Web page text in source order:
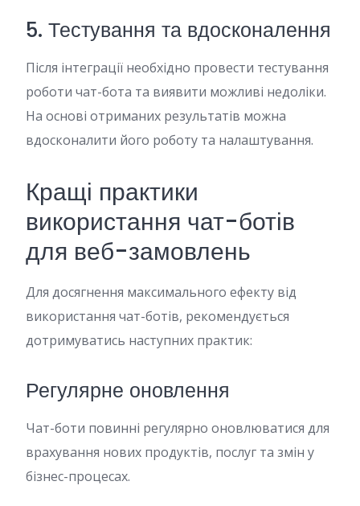
5. Тестування та вдосконалення
Після інтеграції необхідно провести тестування
роботи чат-бота та виявити можливі недоліки.
На основі отриманих результатів можна
вдосконалити його роботу та налаштування.
Кращі практики
використання чат-ботів
для веб-замовлень
Для досягнення максимального ефекту від
використання чат-ботів, рекомендується
дотримуватись наступних практик:
Регулярне оновлення
Чат-боти повинні регулярно оновлюватися для
врахування нових продуктів, послуг та змін у
бізнес-процесах.